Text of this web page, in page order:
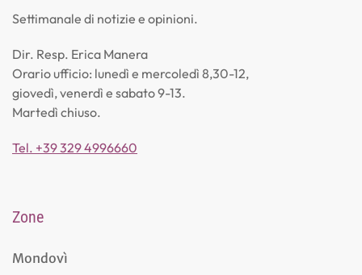
Settimanale di notizie e opinioni.
Dir. Resp. Erica Manera
Orario ufficio: lunedì e mercoledì 8,30-12,
giovedì, venerdì e sabato 9-13.
Martedì chiuso.
Tel. +39 329 4996660
Zone
Mondovì